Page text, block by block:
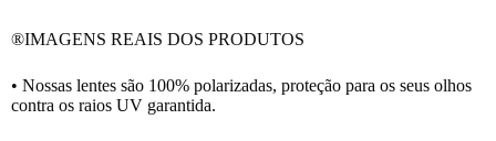
®️IMAGENS REAIS DOS PRODUTOS
• Nossas lentes são 100% polarizadas, proteção para os seus olhos
contra os raios UV garantida.